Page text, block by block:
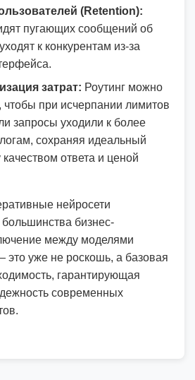
(Retention):
пугающих сообщений об
к конкурентам из-за
затрат: Роутинг можно
чтобы при исчерпании лимитов
запросы уходили к более
сохраняя идеальный
ответа и ценой
нейросети
бизнес-
между моделями
это уже не роскошь, а базовая
гарантирующая
современных